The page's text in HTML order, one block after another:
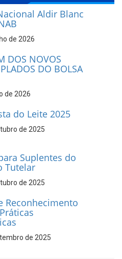
Aldir Blanc
de 2026
DOS NOVOS
DO BOLSA
de 2026
do Leite 2025
de 2025
Suplentes do
Tutelar
de 2025
Reconhecimento
de 2025